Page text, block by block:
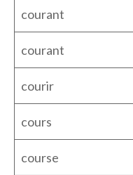
courant
courant
courir
cours
course